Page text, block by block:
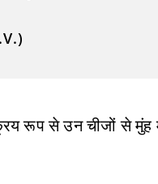
रूप से उन चीजों से मुंह